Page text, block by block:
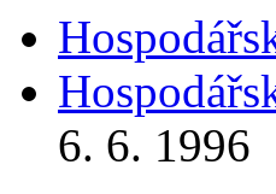
6. 6. 1996